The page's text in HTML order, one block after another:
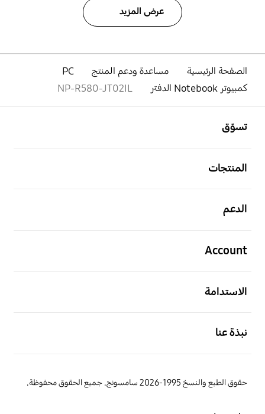
عرض المزيد
الصفحة الرئيسية مساعدة ودعم المنتج
PC
كمبيوتر Notebook الدفتر
NP-R580-JT02IL
تسوّق
المنتجات
الدعم
Account
الاستدامة
نبذة عنا
حقوق الطبع والنسخ 1995-2026 سامسونج. جميع الحقوق محفوظة.